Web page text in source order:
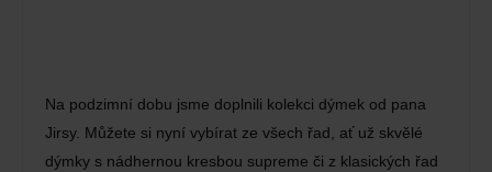
Na podzimní dobu jsme doplnili kolekci dýmek od pana
Jirsy. Můžete si nyní vybírat ze všech řad, ať už skvělé
dýmky s nádhernou kresbou supreme či z klasických řad